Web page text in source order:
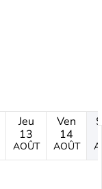
Jeu
13
AOÛT
Ven
14
AOÛT